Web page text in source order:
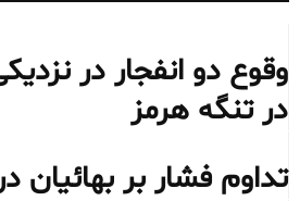
وقوع دو انفجار در
در تنگه هرمز
تداوم فشار بر بهائیان